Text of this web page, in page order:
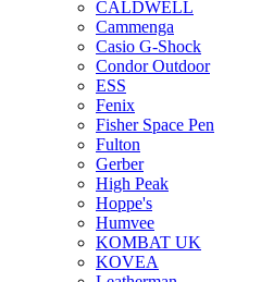
CALDWELL
Cammenga
Casio G-Shock
Condor Outdoor
ESS
Fenix
Fisher Space Pen
Fulton
Gerber
High Peak
Hoppe's
Humvee
KOMBAT UK
KOVEA